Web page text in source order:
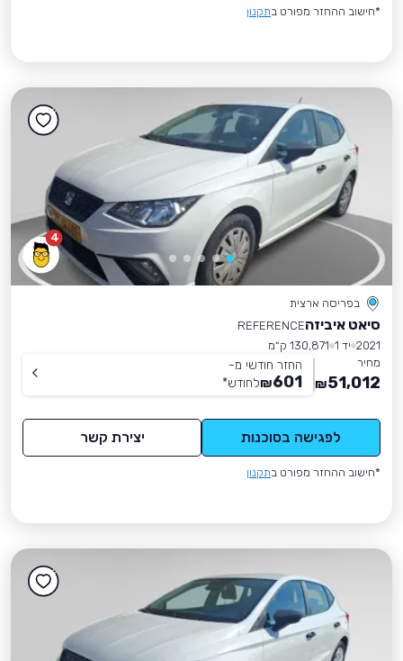
*חישוב ההחזר מפורט בתקנון
4
בפריסה ארצית
סיאט איביזהREFERENCE
2021 יד 1
130,871 ק״מ
מחיר
51,012
₪
החזר חודשי מ-
601
₪לחודש*
לפגישה בסוכנות יצירת קשר
*חישוב ההחזר מפורט בתקנון